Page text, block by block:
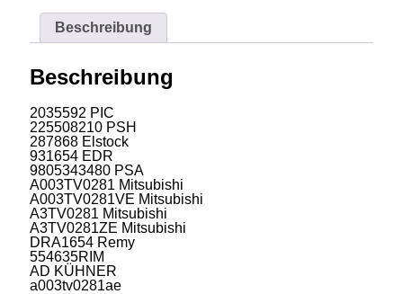
Beschreibung
Beschreibung
2035592 PIC
225508210 PSH
287868 Elstock
931654 EDR
9805343480 PSA
A003TV0281 Mitsubishi
A003TV0281VE Mitsubishi
A3TV0281 Mitsubishi
A3TV0281ZE Mitsubishi
DRA1654 Remy
554635RIM
AD KÜHNER
a003tv0281ae